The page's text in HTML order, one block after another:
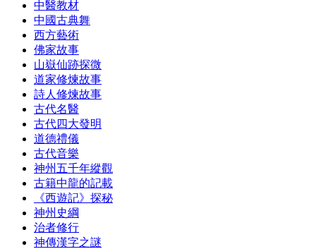
中醫教材
中國古典舞
西方藝術
佛家故事
山嶽仙跡探微
道家修煉故事
詩人修煉故事
古代名醫
古代四大發明
道德禮儀
古代音樂
神州五千年縱觀
古籍中龍的記載
《西遊記》探秘
神州史綱
治者修行
神傳漢字之謎